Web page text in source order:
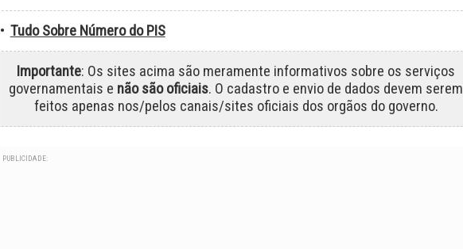
• Tudo Sobre Número do PIS
Importante: Os sites acima são meramente informativos sobre os serviços
governamentais e não são oficiais. O cadastro e envio de dados devem serem
feitos apenas nos/pelos canais/sites oficiais dos orgãos do governo.
PUBLICIDADE: